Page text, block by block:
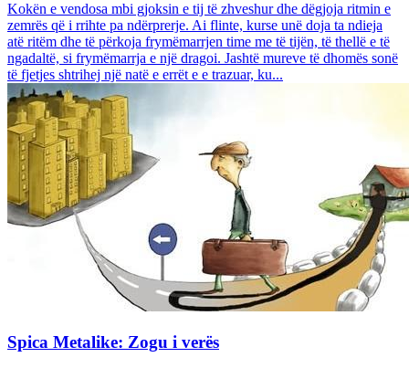
Kokën e vendosa mbi gjoksin e tij të zhveshur dhe dëgjoja ritmin e
zemrës që i rrihte pa ndërprerje. Ai flinte, kurse unë doja ta ndieja
atë ritëm dhe të përkoja frymëmarrjen time me të tijën, të thellë e të
ngadaltë, si frymëmarrja e një dragoi. Jashtë mureve të dhomës sonë
të fjetjes shtrihej një natë e errët e e trazuar, ku...
Spica Metalike: Zogu i verës